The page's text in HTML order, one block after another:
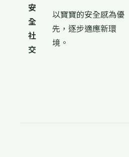
安
全
社
交
以寶寶的安全感為優
先，逐步適應新環
境。